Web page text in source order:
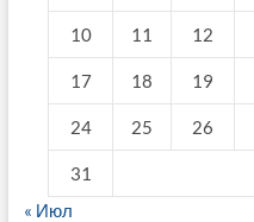
10 11 12
17 18 19
24 25 26
31
« Июл